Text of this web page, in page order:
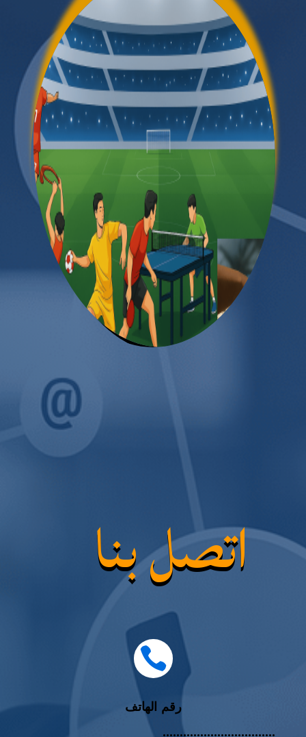
اتصل بنا

رقم الهاتف